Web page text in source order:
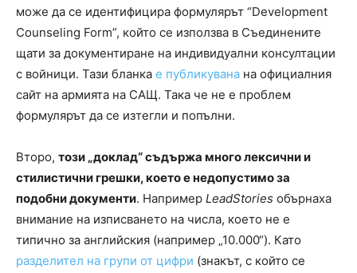
може да се идентифицира формулярът “Development
Counseling Form”, който се използва в Съединените
щати за документиране на индивидуални консултации
с войници. Тази бланка е публикувана на официалния
сайт на армията на САЩ. Така че не е проблем
формулярът да се изтегли и попълни.
Второ, този „доклад“ съдържа много лексични и
стилистични грешки, което е недопустимо за
подобни документи. Например LeadStories обърнаха
внимание на изписването на числа, което не е
типично за английския (например „10.000“). Като
разделител на групи от цифри (знакът, с който се